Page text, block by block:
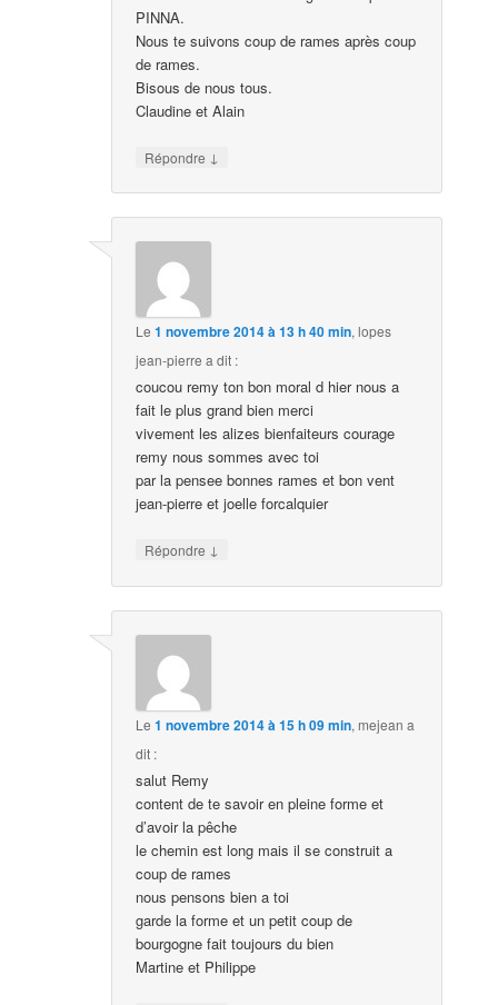
PINNA.
Nous te suivons coup de rames après coup
de rames.
Bisous de nous tous.
Claudine et Alain
Répondre ↓
Le1 novembre 2014 à 13 h 40 min,lopes
jean-pierre a dit :
coucou remy ton bon moral d hier nous a
fait le plus grand bien merci
vivement les alizes bienfaiteurs courage
remy nous sommes avec toi
par la pensee bonnes rames et bon vent
jean-pierre et joelle forcalquier
Répondre ↓
Le1 novembre 2014 à 15 h 09 min, mejean a
dit :
salut Remy
content de te savoir en pleine forme et
d’avoir la pêche
le chemin est long mais il se construit a
coup de rames
nous pensons bien a toi
garde la forme et un petit coup de
bourgogne fait toujours du bien
Martine et Philippe